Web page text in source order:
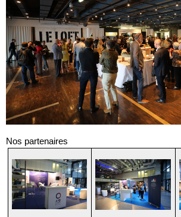
Nos partenaires